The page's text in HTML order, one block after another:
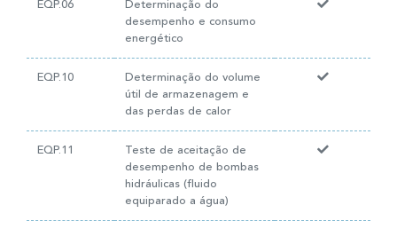
EQP.06
Determinação do
desempenho e consumo
energético
EQP.10
Determinação do volume
útil de armazenagem e
das perdas de calor
EQP.11
Teste de aceitação de
desempenho de bombas
hidráulicas (fluido
equiparado a água)